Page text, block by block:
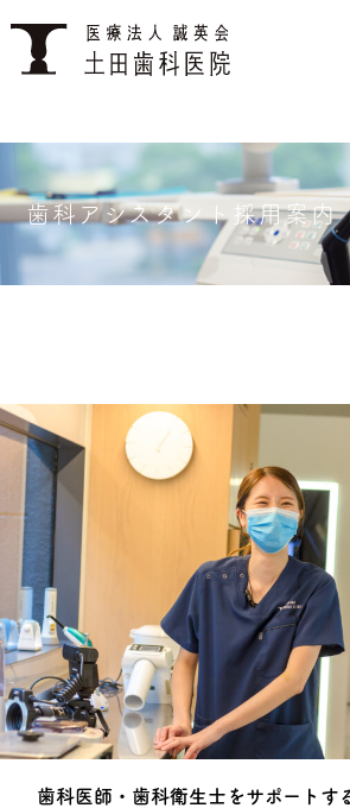
歯科アシスタント採用案内
歯科医師・歯科衛生士をサポートす